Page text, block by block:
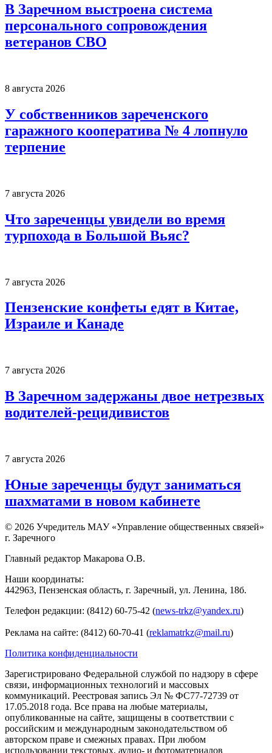
В Заречном выстроена система
персонального сопровождения
ветеранов СВО
8 августа 2026
У собственников зареченского
гаражного кооператива № 4 лопнуло
терпение
7 августа 2026
Что зареченцы увидели во время
турпохода в Большой Вьяс?
7 августа 2026
Пензенские конфеты едят в Китае,
Израиле и Канаде
7 августа 2026
В Заречном задержаны двое нетрезвых
водителей-рецидивистов
7 августа 2026
Юные зареченцы будут заниматься
шахматами в новом кабинете
© 2026 Учредитель МАУ «Управление общественных связей»
г. Заречного
Главный редактор Макарова О.В.
Наши координаты:
442963, Пензенская область, г. Заречный, ул. Ленина, 18б.
Телефон редакции: (8412) 60-75-42 (news-trkz@yandex.ru)
Реклама на сайте: (8412) 60-70-41 (reklamatrkz@mail.ru)
Политика конфиденциальности
Зарегистрировано Федеральной службой по надзору в сфере
связи, информационных технологий и массовых
коммуникаций. Реестровая запись Эл № ФС77-72739 от
17.05.2018 года. Все права на любые материалы,
опубликованные на сайте, защищены в соответствии с
российским и международным законодательством об
авторском праве и смежных правах. При любом
использовании текстовых, аудио- и фотоматериалов